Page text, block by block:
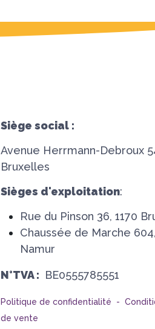
Siège social :
Avenue Herrmann-Debroux
Bruxelles
Sièges d'exploitation:
Rue du Pinson 36, 1170
Chaussée de Marche
Namur
N°TVA : BE0555785551
Politique de confidentialité -
de vente